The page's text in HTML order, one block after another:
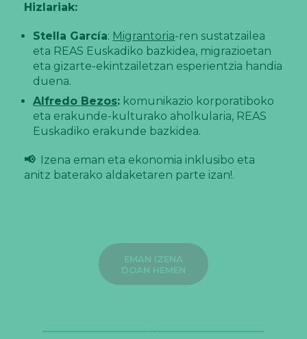
Hizlariak:
Stella García: Migrantoria-ren sustatzailea
eta REAS Euskadiko bazkidea, migrazioetan
eta gizarte-ekintzailetzan esperientzia handia
duena.
Alfredo Bezos: komunikazio korporatiboko
eta erakunde-kulturako aholkularia, REAS
Euskadiko erakunde bazkidea.
📢Izena eman eta ekonomia inklusibo eta
anitz baterako aldaketaren parte izan!.
EMAN IZENA
DOAN HEMEN